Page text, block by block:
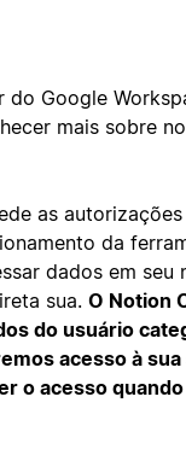
do Google
mais sobre
as
da
dados em
sua. O Notion
do usuário
acesso à
o acesso